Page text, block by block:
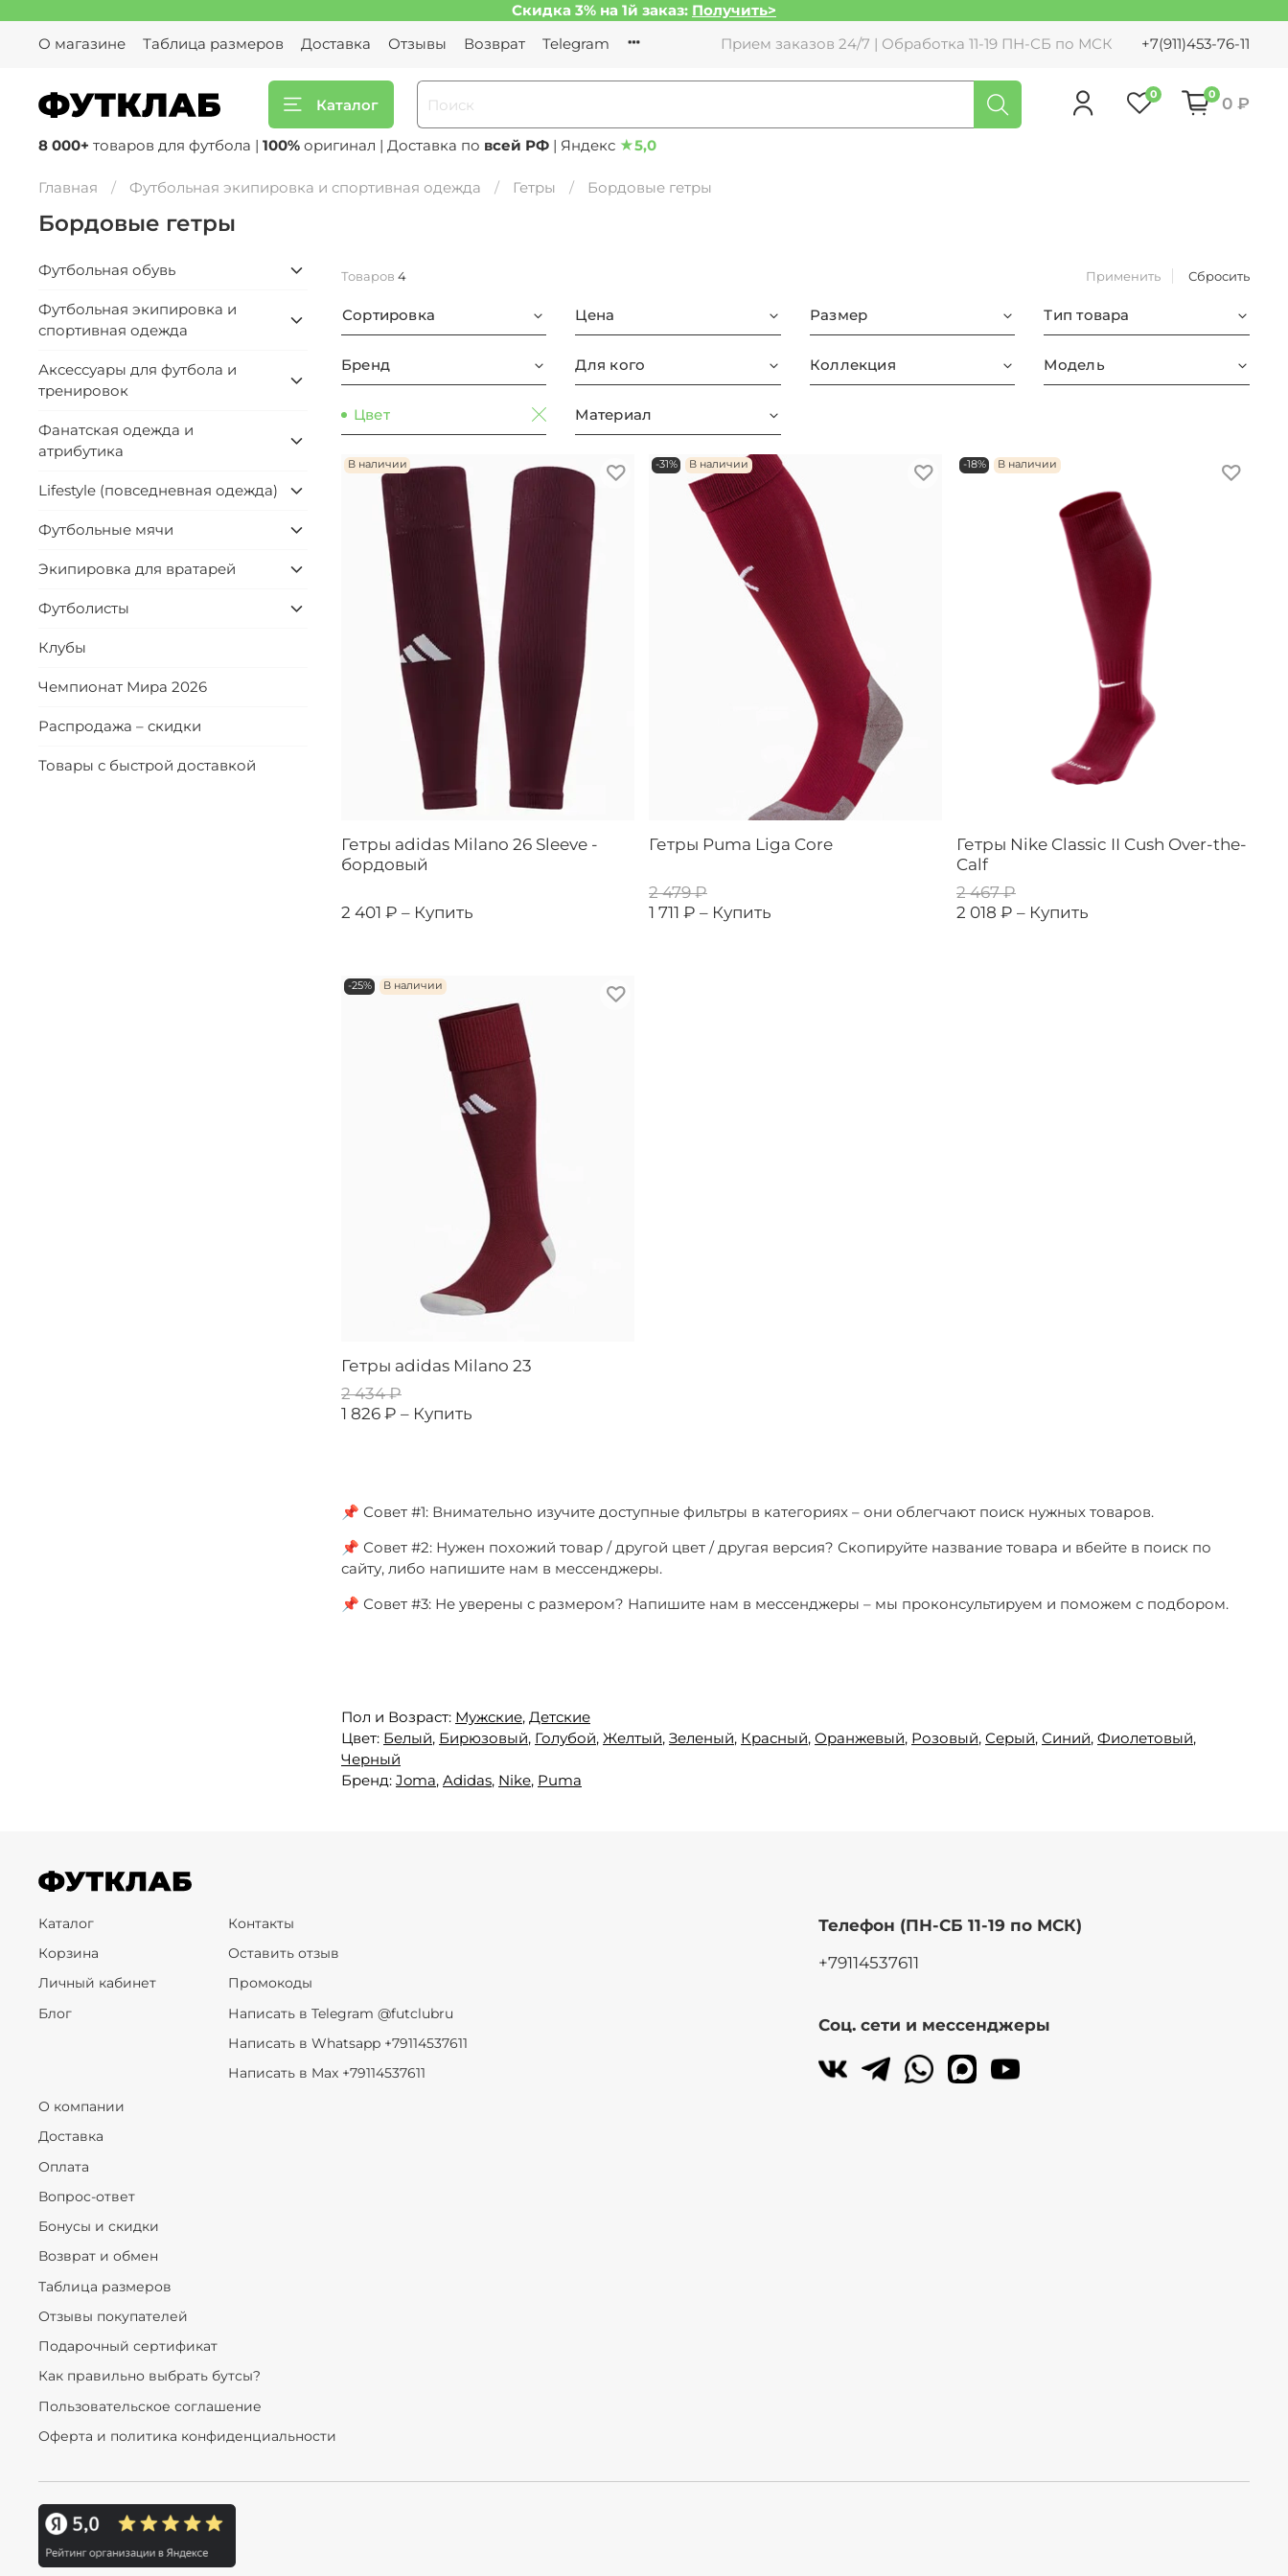
Скидка 3% на 1й заказ: Получить>
О магазине
Таблица размеров Доставка Отзывы Возврат Telegram Прием заказов 24/7 | Обработка 11-19 ПН-СБ по МСК +7(911)453-76-11
Каталог
0 0 0 ₽
8 000+ товаров для футбола | 100% оригинал | Доставка по всей РФ | Яндекс ★5,0
Главная Футбольная экипировка и спортивная одежда Гетры Бордовые гетры
Бордовые гетры
Товаров 4 Применить Сбросить
Сортировка Цена Размер Тип товара
Бренд Для кого Коллекция Модель
Цвет Материал
В наличии
Гетры adidas Milano 26 Sleeve -
бордовый
2 401 ₽ – Купить
-31% В наличии
Гетры Puma Liga Core
2 479 ₽
1 711 ₽ – Купить
-18% В наличии
Гетры Nike Classic II Cush Over-the-
Calf
2 467 ₽
2 018 ₽ – Купить
-25% В наличии
Гетры adidas Milano 23
2 434 ₽
1 826 ₽ – Купить
📌 Совет #1: Внимательно изучите доступные фильтры в категориях – они облегчают поиск нужных товаров.
📌 Совет #2: Нужен похожий товар / другой цвет / другая версия? Скопируйте название товара и вбейте в поиск по
сайту, либо напишите нам в мессенджеры.
📌 Совет #3: Не уверены с размером? Напишите нам в мессенджеры – мы проконсультируем и поможем с подбором.
Пол и Возраст: Мужские, Детские
Цвет: Белый, Бирюзовый, Голубой, Желтый, Зеленый, Красный, Оранжевый, Розовый, Серый, Синий, Фиолетовый,
Черный
Бренд: Joma, Adidas, Nike, Puma
Футбольная обувь
Футбольная экипировка и
спортивная одежда
Аксессуары для футбола и
тренировок
Фанатская одежда и
атрибутика
Lifestyle (повседневная одежда)
Футбольные мячи
Экипировка для вратарей
Футболисты
Клубы
Чемпионат Мира 2026
Распродажа – скидки
Товары с быстрой доставкой
Каталог
Корзина
Личный кабинет
Блог
Контакты
Оставить отзыв
Промокоды
Написать в Telegram @futclubru
Написать в Whatsapp +79114537611
Написать в Max +79114537611
О компании
Доставка
Оплата
Вопрос-ответ
Бонусы и скидки
Возврат и обмен
Таблица размеров
Отзывы покупателей
Подарочный сертификат
Как правильно выбрать бутсы?
Пользовательское соглашение
Оферта и политика конфиденциальности
Телефон (ПН-СБ 11-19 по МСК)
+79114537611
Соц. сети и мессенджеры